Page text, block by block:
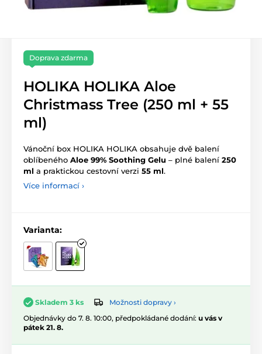
Doprava zdarma
HOLIKA HOLIKA Aloe
Christmass Tree (250 ml + 55
ml)
Vánoční box HOLIKA HOLIKA obsahuje dvě balení
oblíbeného Aloe 99% Soothing Gelu – plné balení 250
ml a praktickou cestovní verzi 55 ml.
Více informací ›
Varianta:
Skladem 3 ks
Možnosti dopravy ›
Objednávky do 7. 8. 10:00, předpokládané dodání: u vás v
pátek 21. 8.